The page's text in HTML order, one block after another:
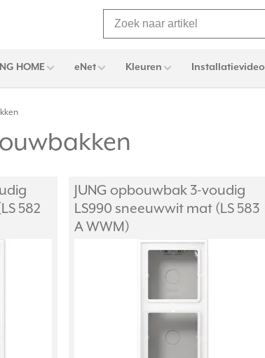
HOME eNet Kleuren Installatievideo
582
JUNG opbouwbak 3-voudig
LS990 sneeuwwit mat (LS 583
A WWM)